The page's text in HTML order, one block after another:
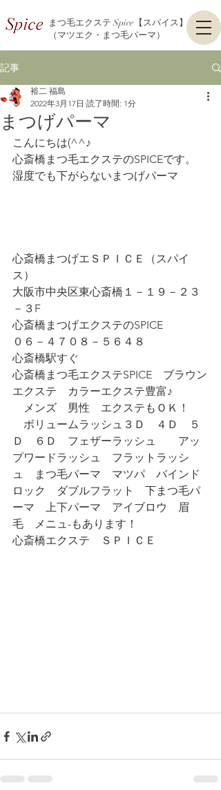
まつ毛エクステ Spice【スパイス】
（マツエク・まつ毛パーマ）
記事
まつげパーマ
裕二 福島
2022年3月17日 読了時間: 1分
こんにちは(^^♪
心斎橋まつ毛エクステのSPICEです。
湿度でも下がらないまつげパーマ
心斎橋まつげエＳＰＩＣＥ（スパイ
ス）
大阪市中央区東心斎橋１－１９－２３
－３F
心斎橋まつげエクステのSPICE
０６－４７０８－５６４８
心斎橋駅すぐ
心斎橋まつ毛エクステSPICE　ブラウン
エクステ　カラーエクステ豊富♪
メンズ　男性　エクステもＯＫ！
ボリュームラッシュ３Ｄ　４Ｄ　５
Ｄ　６Ｄ　フェザーラッシュ　　アッ
プワードラッシュ　フラットラッシ
ュ　まつ毛パーマ　マツパ　バインド
ロック　ダブルフラット　下まつ毛パ
ーマ　上下パーマ　アイブロウ　眉
毛　メニュ-もあります！
心斎橋エクステ　ＳＰＩＣＥ